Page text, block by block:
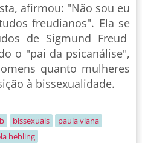
afirmou: "Não sou eu
freudianos". Ela se
de Sigmund Freud
o "pai da psicanálise",
quanto mulheres
à bissexualidade.
bissexuais
paula viana
hebling